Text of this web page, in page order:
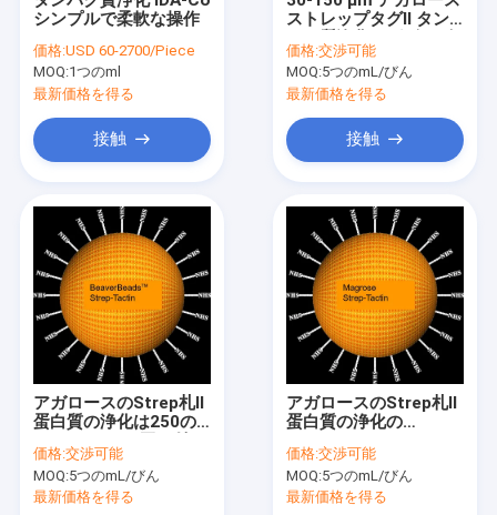
シンプルで柔軟な操作
価格:USD 60-2700/Piece
MOQ:1つのml
最新価格を得る
接触
ストレップタグII タン
キット 10% 容量比
価格:交渉可能
MOQ:5つのmL/びん
最新価格を得る
接触
アガロースのStrep札Ⅱ
蛋白質の浄化は250の
る
価格:交渉可能
MOQ:5つのmL/びん
最新価格を得る
アガロースのStrep札Ⅱ
蛋白質の浄化の
μm、10%の容積の比
率、50のmL
価格:交渉可能
MOQ:5つのmL/びん
最新価格を得る